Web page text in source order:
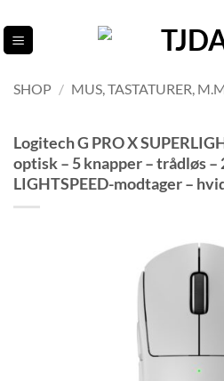
til
indhold
SHOP / MUS, TASTATURER,
Logitech G PRO X
optisk – 5 knapper – trådløs –
LIGHTSPEED-modtager –